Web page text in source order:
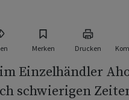
Merken Drucken
Einzelhändler
schwierigen